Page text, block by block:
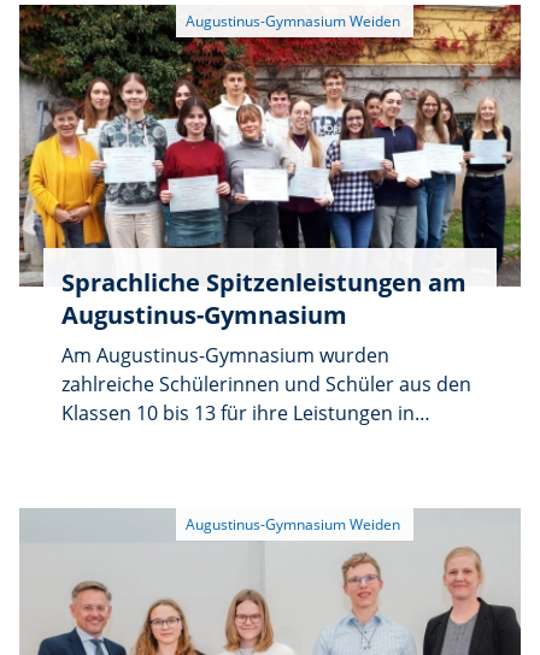
Epochen und Stilrichtungen umfasst.
Mitwirken werden Orchester, Chöre,
Bläserklassen sowie Vokal- und
Instrumentalensembles der Schule. Darüber
hinaus dürfen sich die Besucher auf
solistische Beiträge freuen. Der Eintritt ist
frei, Einlass ab 18.30 Uhr.
Sprachliche Spitzenleistungen am
Augustinus-Gymnasium
Am Augustinus-Gymnasium wurden
zahlreiche Schülerinnen und Schüler aus den
Klassen 10 bis 13 für ihre Leistungen in
international anerkannt und ein Leben lang